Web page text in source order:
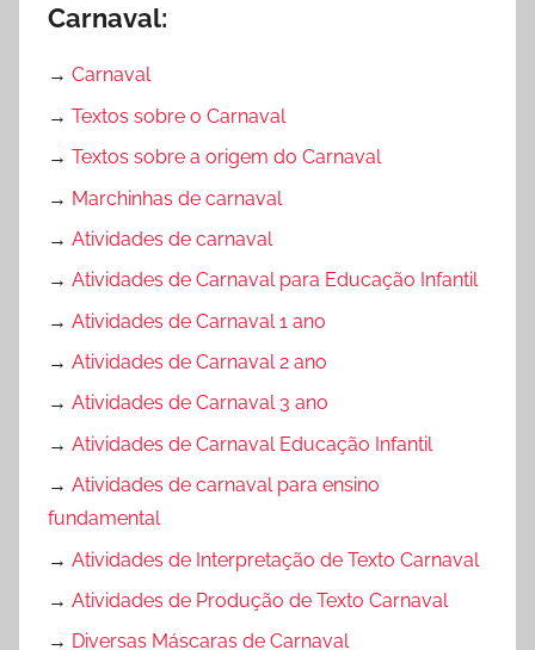
Carnaval:
→ Carnaval
→ Textos sobre o Carnaval
→ Textos sobre a origem do Carnaval
→ Marchinhas de carnaval
→ Atividades de carnaval
→ Atividades de Carnaval para Educação Infantil
→ Atividades de Carnaval 1 ano
→ Atividades de Carnaval 2 ano
→ Atividades de Carnaval 3 ano
→ Atividades de Carnaval Educação Infantil
→ Atividades de carnaval para ensino
fundamental
→ Atividades de Interpretação de Texto Carnaval
→ Atividades de Produção de Texto Carnaval
→ Diversas Máscaras de Carnaval